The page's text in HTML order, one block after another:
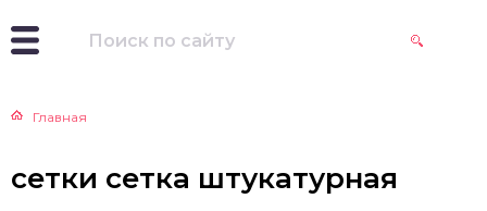
Главная
сетки сетка штукатурная